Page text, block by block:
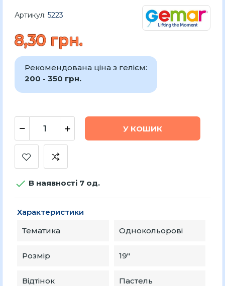
Артикул: 5223
8,30 грн.
Рекомендована ціна з гелієм:
200 - 350 грн.
У КОШИК
 В наявності 7 од.
Характеристики
Тематика
Однокольорові
Розмір 19″
Відтінок Пастель